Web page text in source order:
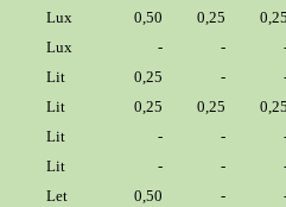
Lux 0,50 0,25
Lux - -
Lit 0,25 -
Lit 0,25 0,25
Lit - -
Lit - -
Let 0,50 -